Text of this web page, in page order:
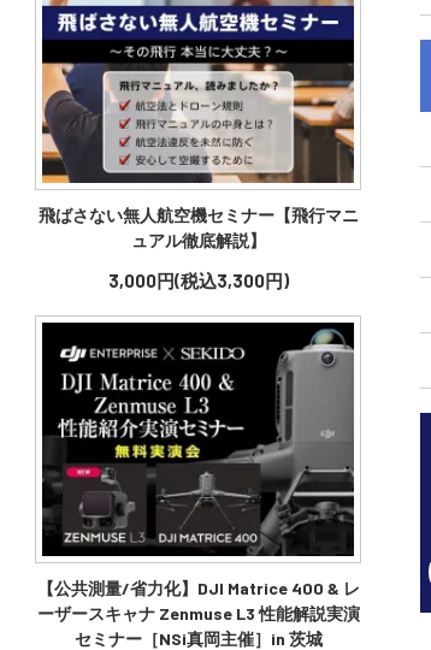
飛ばさない無人航空機セミナー【飛行マニ
ュアル徹底解説】
3,000円(税込3,300円)
【公共測量/省力化】DJI Matrice 400 & レ
ーザースキャナ Zenmuse L3 性能解説実演
セミナー［NSi真岡主催］in 茨城